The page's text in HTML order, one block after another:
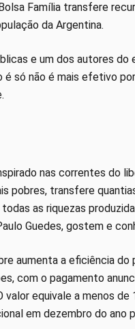
Família transfere
da Argentina.
e um dos autores do
só não é mais efetivo
nas correntes do
pobres, transfere
as riquezas
Guedes, gostem e
aumenta a eficiência
com o pagamento
equivale a menos de
em dezembro do ano